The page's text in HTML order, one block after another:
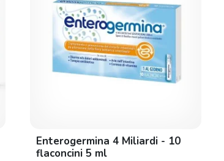
Enterogermina 4 Miliardi - 10
flaconcini 5 ml